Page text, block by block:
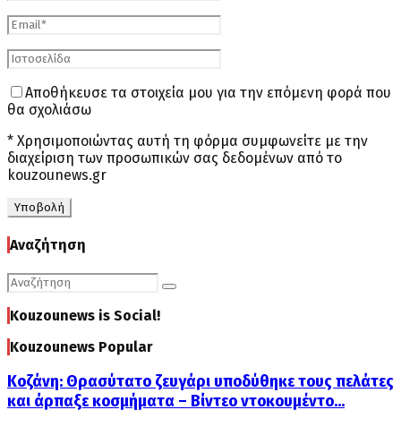
Αποθήκευσε τα στοιχεία μου για την επόμενη φορά που
θα σχολιάσω
* Χρησιμοποιώντας αυτή τη φόρμα συμφωνείτε με την
διαχείριση των προσωπικών σας δεδομένων από το
kouzounews.gr
Αναζήτηση
Search
for:
Search
Kouzounews is Social!
Kouzounews Popular
Κοζάνη: Θρασύτατο ζευγάρι υποδύθηκε τους πελάτες
και άρπαξε κοσμήματα – Βίντεο ντοκουμέντο...